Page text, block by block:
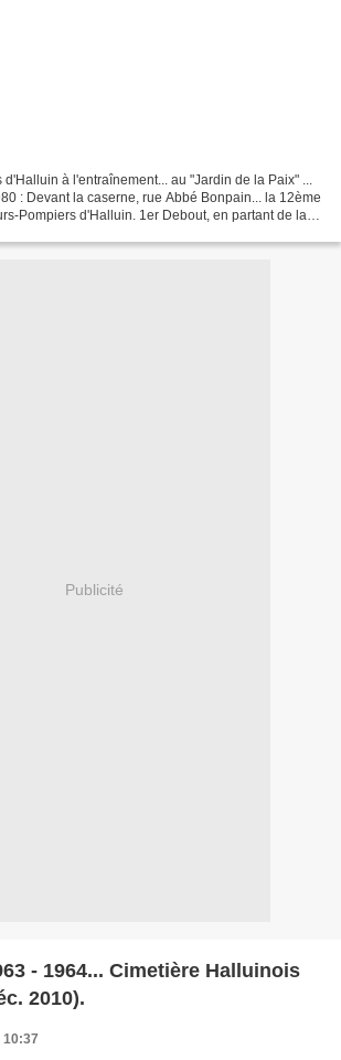
au "Jardin de la Paix" ...
Pompiers d'Halluin. 1er Debout, en partant de la
Publicité
- 1964... Cimetière Halluinois
2010).
10:37